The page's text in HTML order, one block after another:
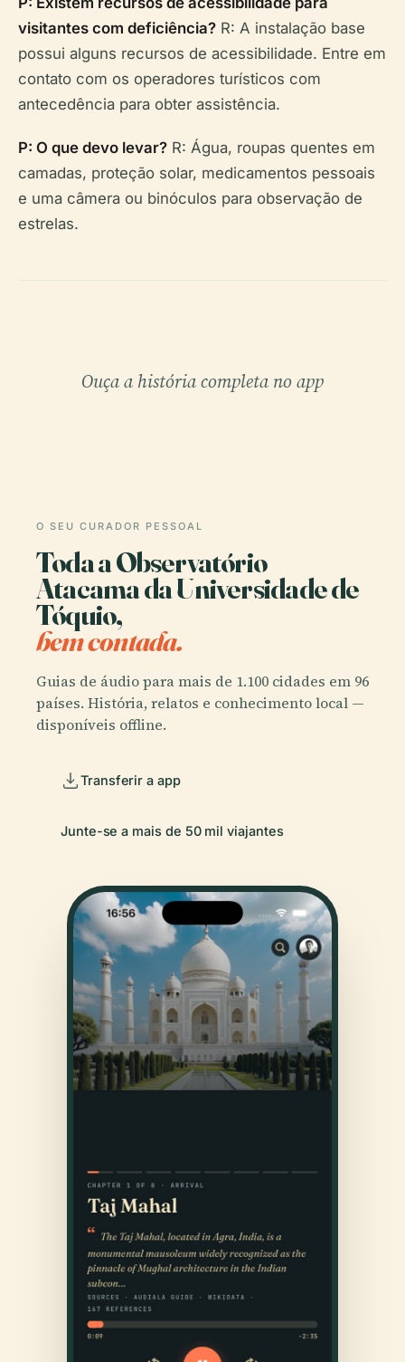
visitantes com deficiência? R: A instalação base
possui alguns recursos de acessibilidade. Entre em
contato com os operadores turísticos com
antecedência para obter assistência.
P: O que devo levar? R: Água, roupas quentes em
camadas, proteção solar, medicamentos pessoais
e uma câmera ou binóculos para observação de
estrelas.
Ouça a história completa no app
O SEU CURADOR PESSOAL
Toda a Observatório
Atacama da Universidade de
Tóquio,
bem contada.
Guias de áudio para mais de 1.100 cidades em 96
países. História, relatos e conhecimento local —
disponíveis offline.
Transferir a app
Junte-se a mais de 50 mil viajantes